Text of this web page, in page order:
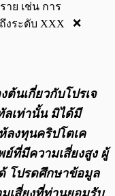
ย เช่น การ
งระดับ XXX
❌
นเกี่ยวกับโปรเจ
ลเท่านั้น มิได้มี
ลงทุนคริปโตเค
ที่มีความเสี่ยงสูง ผู้
โปรดศึกษาข้อมูล